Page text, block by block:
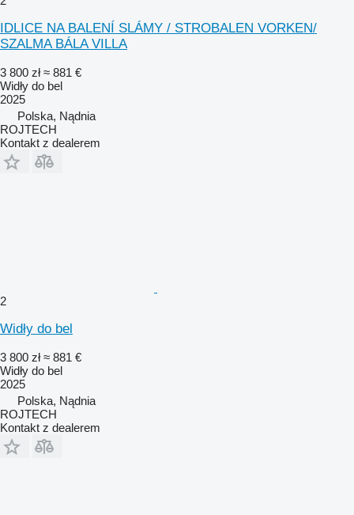
IDLICE NA BALENÍ SLÁMY / STROBALEN VORKEN/
SZALMA BÁLA VILLA
3 800 zł ≈ 881 €
Widły do bel
2025
Polska, Nądnia
ROJTECH
Kontakt z dealerem
2
Widły do bel
3 800 zł ≈ 881 €
Widły do bel
2025
Polska, Nądnia
ROJTECH
Kontakt z dealerem